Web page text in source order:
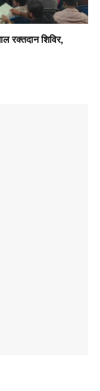
रक्तदान शिविर,